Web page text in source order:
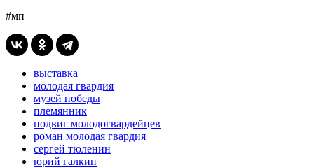
#мп
выставка
молодая гвардия
музей победы
племянник
подвиг молодогвардейцев
роман молодая гвардия
сергей тюленин
юрий галкин